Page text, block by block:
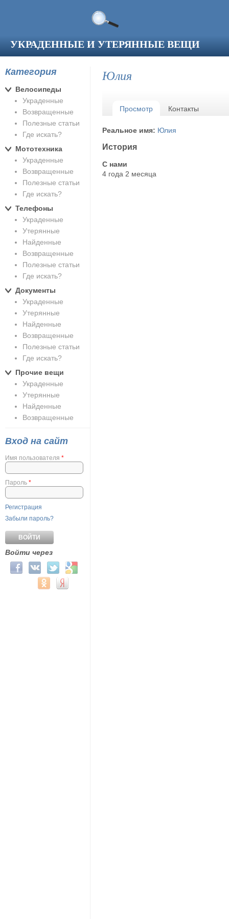
УКРАДЕННЫЕ И УТЕРЯННЫЕ ВЕЩИ
Юлия
Главные вкладки
Просмотр (активная вкладка)
Контакты
Реальное имя: Юлия
История
С нами
4 года 2 месяца
Категория
Велосипеды
Украденные
Возвращенные
Полезные статьи
Где искать?
Мототехника
Украденные
Возвращенные
Полезные статьи
Где искать?
Телефоны
Украденные
Утерянные
Найденные
Возвращенные
Полезные статьи
Где искать?
Документы
Украденные
Утерянные
Найденные
Возвращенные
Полезные статьи
Где искать?
Прочие вещи
Украденные
Утерянные
Найденные
Возвращенные
Вход на сайт
Имя пользователя *
Пароль *
Регистрация
Забыли пароль?
Войти через
Login with Facebook
Login with ВКонтакте
Login with Twitter
Login with Google
Login with Mail.ru
Login with Одноклассники
Login with Яндекс